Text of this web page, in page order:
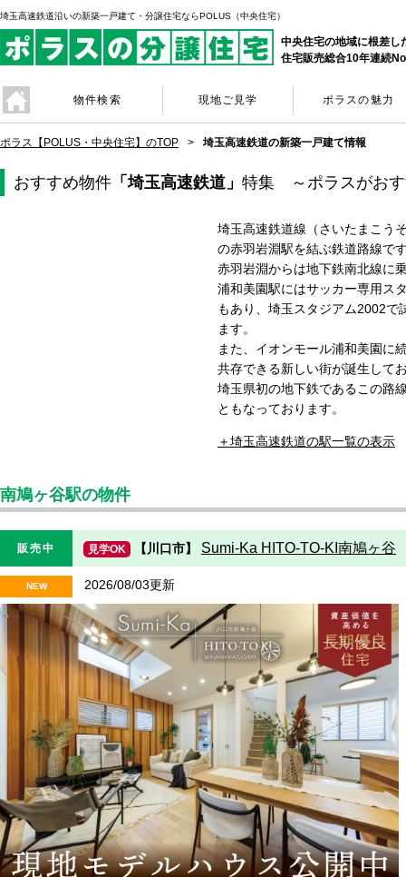
埼玉高速鉄道沿いの新築一戸建て・分譲住宅ならPOLUS（中央住宅）
中央住宅の地域に根差し
住宅販売総合10年連続
物件検索 現地ご見学 ポラスの魅力
ポラス【POLUS・中央住宅】のTOP 埼玉高速鉄道の新築一戸建て情報
おすすめ物件 「埼玉高速鉄道」 特集 ～ポラスがおす
埼玉高速鉄道線（さいたまこう
の赤羽岩淵駅を結ぶ鉄道路線で
赤羽岩淵からは地下鉄南北線に
浦和美園駅にはサッカー専用ス
もあり、埼玉スタジアム2002で
ます。
また、イオンモール浦和美園に
共存できる新しい街が誕生して
埼玉県初の地下鉄であるこの路
ともなっております。
埼玉高速鉄道の駅一覧の表示
南鳩ヶ谷駅の物件
販売中 見学OK 【川口市】 Sumi-Ka HITO-TO-KI南鳩ヶ谷
NEW 2026/08/03更新